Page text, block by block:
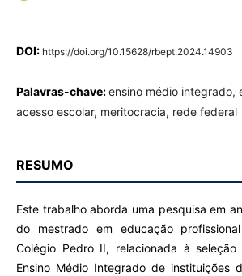
DOI: https://doi.org/10.15628/rbept.2024.14903
Palavras-chave:ensino médio integrado,
acesso escolar, meritocracia, rede federal
RESUMO
Este trabalho aborda uma pesquisa em
do mestrado em educação
Colégio Pedro II, relacionada à
Ensino Médio Integrado de instituições